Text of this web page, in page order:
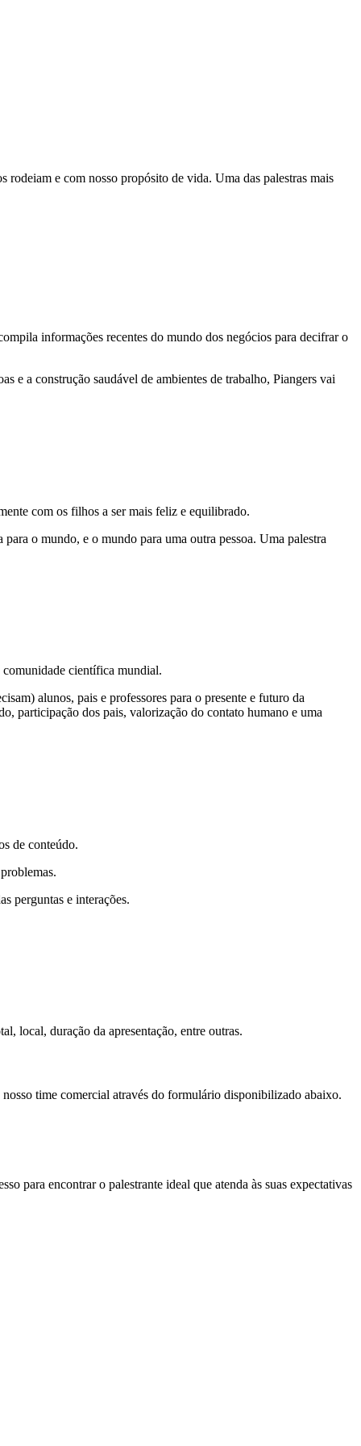
rodeiam e com nosso propósito de vida. Uma das palestras mais
informações recentes do mundo dos negócios para decifrar o
e a construção saudável de ambientes de trabalho, Piangers vai
com os filhos a ser mais feliz e equilibrado.
o mundo, e o mundo para uma outra pessoa. Uma palestra
comunidade científica mundial.
alunos, pais e professores para o presente e futuro da
participação dos pais, valorização do contato humano e uma
de conteúdo.
perguntas e interações.
local, duração da apresentação, entre outras.
time comercial através do formulário disponibilizado abaixo.
para encontrar o palestrante ideal que atenda às suas expectativas